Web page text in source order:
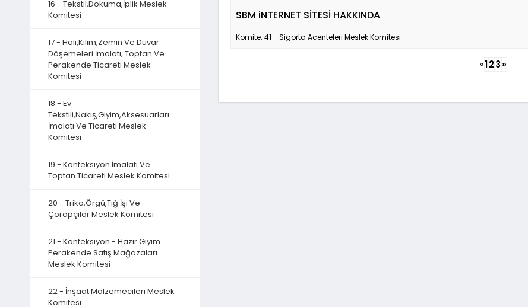
16 - Tekstil,Dokuma,İplik Meslek
Komitesi
17 - Halı,Kilim,Zemin Ve Duvar
Döşemeleri İmalatı, Toptan Ve
Perakende Ticareti Meslek
Komitesi
18 - Ev
Tekstili,Nakış,Giyim,Aksesuarları
İmalatı Ve Ticareti Meslek
Komitesi
19 - Konfeksiyon İmalatı Ve
Toptan Ticareti Meslek Komitesi
20 - Triko,Örgü,Tığ İşi Ve
Çorapçılar Meslek Komitesi
21 - Konfeksiyon - Hazır Giyim
Perakende Satış Mağazaları
Meslek Komitesi
22 - İnşaat Malzemecileri Meslek
Komitesi
SBM iNTERNET SİTESİ HAKKINDA
Komite: 41 - Sigorta Acenteleri Meslek Komitesi
«123»